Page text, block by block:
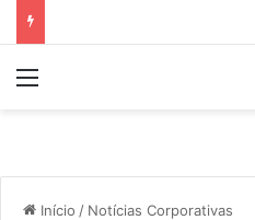
Início / Notícias Corporativas